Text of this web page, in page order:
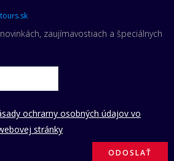
zaujímavostiach a špeciálnych
ochrarny osobných údajov vo
stránky